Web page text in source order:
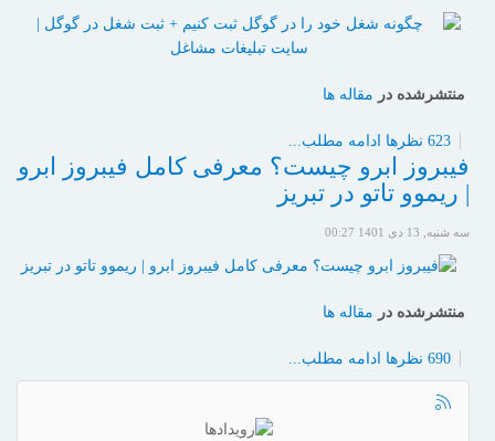
منتشرشده در مقاله ها
623 نظرها ادامه مطلب...
فیبروز ابرو چیست؟ معرفی کامل فیبروز ابرو
| ریموو تاتو در تبریز
سه شنبه, 13 دی 1401 00:27
منتشرشده در مقاله ها
690 نظرها ادامه مطلب...